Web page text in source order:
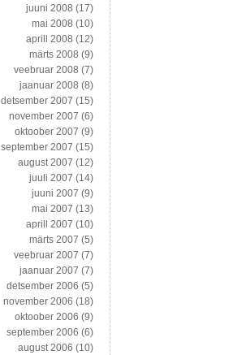
juuni 2008 (17)
mai 2008 (10)
aprill 2008 (12)
märts 2008 (9)
veebruar 2008 (7)
jaanuar 2008 (8)
detsember 2007 (15)
november 2007 (6)
oktoober 2007 (9)
september 2007 (15)
august 2007 (12)
juuli 2007 (14)
juuni 2007 (9)
mai 2007 (13)
aprill 2007 (10)
märts 2007 (5)
veebruar 2007 (7)
jaanuar 2007 (7)
detsember 2006 (5)
november 2006 (18)
oktoober 2006 (9)
september 2006 (6)
august 2006 (10)